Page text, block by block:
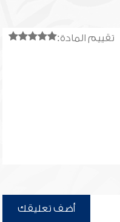
تقييم المادة:
أضف تعليقك